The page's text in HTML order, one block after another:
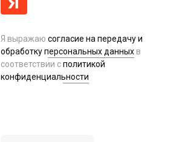
Я выражаю согласие на передачу и
обработку персональных данных в
соответствии сполитикой
конфиденциальности